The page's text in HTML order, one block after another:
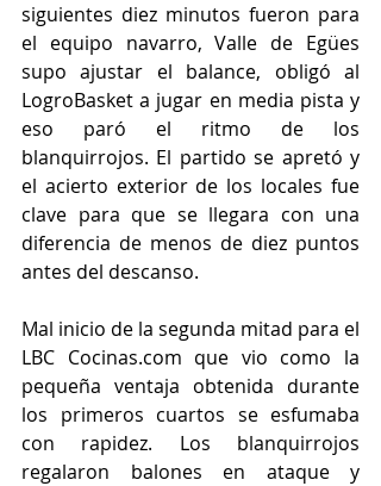
siguientes diez minutos fueron para
el equipo navarro, Valle de Egües
supo ajustar el balance, obligó al
LogroBasket a jugar en media pista y
eso paró el ritmo de los
blanquirrojos. El partido se apretó y
el acierto exterior de los locales fue
clave para que se llegara con una
diferencia de menos de diez puntos
antes del descanso.
Mal inicio de la segunda mitad para el
LBC Cocinas.com que vio como la
pequeña ventaja obtenida durante
los primeros cuartos se esfumaba
con rapidez. Los blanquirrojos
regalaron balones en ataque y